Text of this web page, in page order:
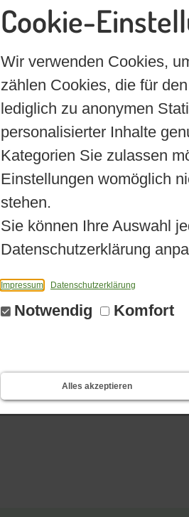
Cookie-
Wir verwenden Cookies,
zählen Cookies, die für
lediglich zu anonymen
personalisierter Inhalte
Kategorien Sie zulassen
Einstellungen womöglich
stehen.
Sie können Ihre Auswahl
Datenschutzerklärung
Impressum Datenschutzerklärung
Notwendig Komfort
Alles akzeptieren